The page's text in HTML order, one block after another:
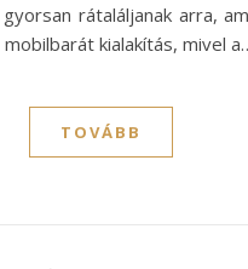
rátaláljanak arra,
kialakítás, mivel
TOVÁBB